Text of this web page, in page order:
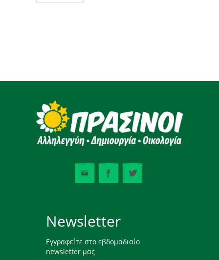
Newsletter
Εγγραφείτε στο εβδομαδιαίο
newsletter μας